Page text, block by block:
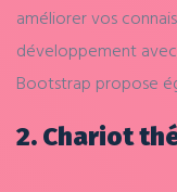
améliorer vos
développement
Bootstrap propose
2. Chariot